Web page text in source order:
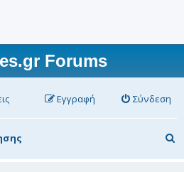
Forums
Σύνδεση
Εγγραφή
ν